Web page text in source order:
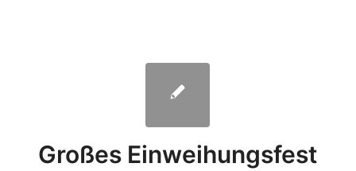
Großes Einweihungsfest